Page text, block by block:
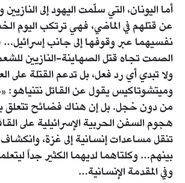
أما اليونان، التي سلّمت اليهود إلى
عن قتلهم في الماضي، فهي ترتكب اليوم
نفسيهما عبر وقوفها إلى جانب
الصمت تجاه قتل الصهاينة-النازيين
ولا تبدي أي رد فعل، بل تدعم القتلة
وميتشوتاكيس يقول عن القاتل نتنياهو:
من دون خجل. بل إن هناك فضائح
هجوم السفن الحربية الإسرائيلية على
تنقل مساعدات إنسانية إلى غزة،
بينهم… وكلتاهما لديهما الكثير جداً
وفي المقدمة الإنسانية…